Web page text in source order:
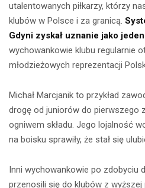
utalentowanych piłkarzy, którzy
klubów w Polsce i za granicą.
Gdyni zyskał uznanie jako
wychowankowie klubu regularnie
młodzieżowych reprezentacji
Michał Marcjanik to przykład
drogę od juniorów do pierwszego
ogniwem składu. Jego lojalność
na boisku sprawiły, że stał się
Inni wychowankowie po zdobyciu
przenosili się do klubów z wyższej